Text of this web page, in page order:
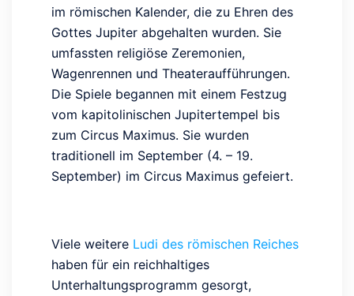
im römischen Kalender, die zu Ehren des
Gottes Jupiter abgehalten wurden. Sie
umfassten religiöse Zeremonien,
Wagenrennen und Theateraufführungen.
Die Spiele begannen mit einem Festzug
vom kapitolinischen Jupitertempel bis
zum Circus Maximus. Sie wurden
traditionell im September (4. – 19.
September) im Circus Maximus gefeiert.
Viele weitere Ludi des römischen Reiches
haben für ein reichhaltiges
Unterhaltungsprogramm gesorgt,